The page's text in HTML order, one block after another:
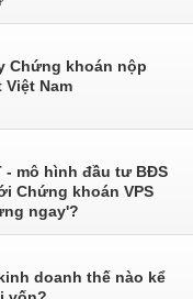
Chứng khoán nộp
Nam
- mô hình đầu tư BĐS
Chứng khoán VPS
ngay'?
doanh thế nào kể